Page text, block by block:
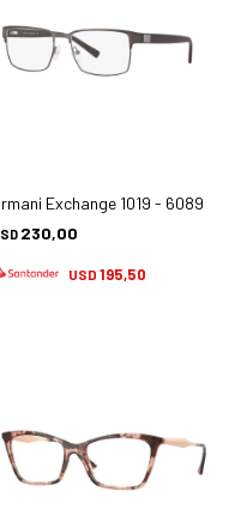
Exchange 1019 - 6089
230,00
USD 195,50